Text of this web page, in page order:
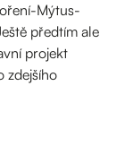
Mýtus-
předtím ale
projekt
zdejšího